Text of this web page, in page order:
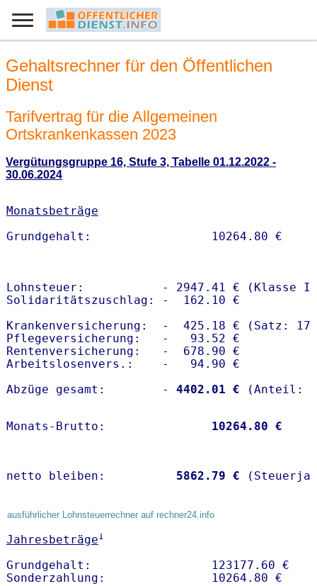
Gehaltsrechner für den Öffentlichen
Dienst
Tarifvertrag für die Allgemeinen
Ortskrankenkassen 2023
Vergütungsgruppe 16, Stufe 3, Tabelle 01.12.2022 -
30.06.2024
Monatsbeträge
Lohnsteuer:           - 2947.41 € (Klasse I)
Solidaritätszuschlag: -  162.10 €
Krankenversicherung:  -  425.18 € (Satz:
Pflegeversicherung:   -   93.52 €
Rentenversicherung:   -  678.90 €
Arbeitslosenvers.:    -   94.90 €
Abzüge gesamt:        -
4402.01 €
Monats-Brutto: 10264.80 €
netto bleiben: 5862.79 €
ausführlicher Lohnsteuerrechner auf rechner24.info
Jahresbeträge1
Grundgehalt:                 123177.60 €
Sonderzahlung:               10264.80 €